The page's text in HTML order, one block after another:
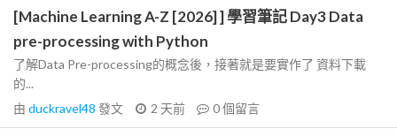
[Machine Learning A-Z [2026] ] 學習筆記 Day3 Data
pre-processing with Python
了解Data Pre-processing的概念後，接著就是要實作了 資料下載
的...
由 duckravel48 發文 2 天前 0個留言